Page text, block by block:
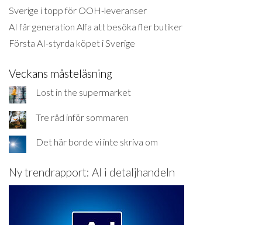
Sverige i topp för OOH-leveranser
AI får generation Alfa att besöka fler butiker
Första AI-styrda köpet i Sverige
Veckans måsteläsning
Lost in the supermarket
Tre råd inför sommaren
Det här borde vi inte skriva om
Ny trendrapport: AI i detaljhandeln